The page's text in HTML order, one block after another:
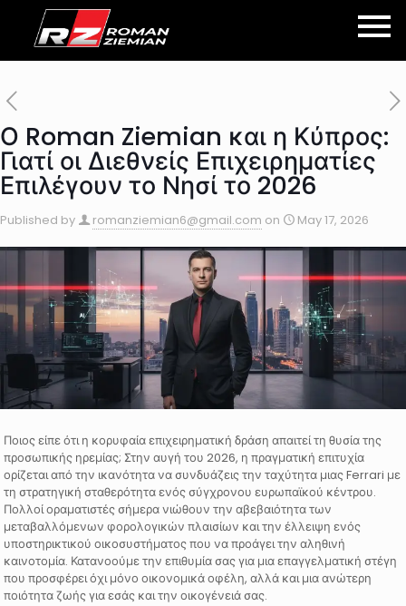
Ο Roman Ziemian και η Κύπρος:
Γιατί οι Διεθνείς Επιχειρηματίες
Επιλέγουν το Νησί το 2026
Published by romanziemian6@gmail.com on May 17, 2026
Ποιος είπε ότι η κορυφαία επιχειρηματική δράση απαιτεί τη θυσία της
προσωπικής ηρεμίας; Στην αυγή του 2026, η πραγματική επιτυχία
ορίζεται από την ικανότητα να συνδυάζεις την ταχύτητα μιας Ferrari με
τη στρατηγική σταθερότητα ενός σύγχρονου ευρωπαϊκού κέντρου.
Πολλοί οραματιστές σήμερα νιώθουν την αβεβαιότητα των
μεταβαλλόμενων φορολογικών πλαισίων και την έλλειψη ενός
υποστηρικτικού οικοσυστήματος που να προάγει την αληθινή
καινοτομία. Κατανοούμε την επιθυμία σας για μια επαγγελματική στέγη
που προσφέρει όχι μόνο οικονομικά οφέλη, αλλά και μια ανώτερη
ποιότητα ζωής για εσάς και την οικογένειά σας.